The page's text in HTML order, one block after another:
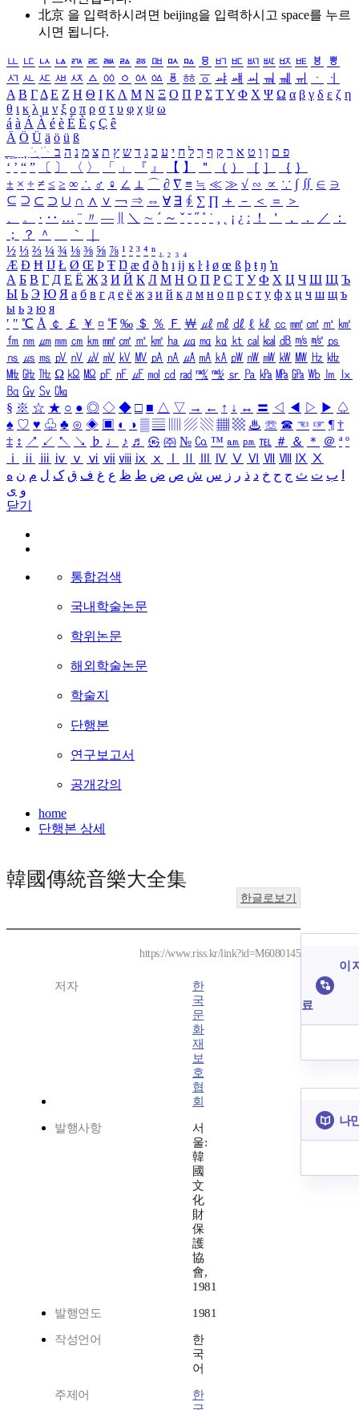
北京 을 입력하시려면 beijing을 입력하시고 space를 누르
시면 됩니다.
ㅥ ㅦ ㅧ ㅨ ㅩ ㅪ ㅫ ㅬ ㅭ ㅮ ㅯ ㅰ ㅱ ㅲ ㅳ ㅴ ㅵ ㅶ ㅷ ㅸ
ㅹ
ㅺ ㅻ ㅼ ㅽ ㅾ ㅿ ㆀ ㆁ ㆂ ㆃ ㆄ ㆅ ㆆ ㆇ ㆈ ㆉ ㆊ ㆋ ㆌ ㆍ
ㆎ
Α Β ΓΔ Ε Ζ Η Θ Ι ΚΛ Μ Ν Ξ Ο Π Ρ Σ ΤΥ Φ Χ Ψ Ω α β γ δ ε ζ η
θ ι κ λ μ ν ξ ο π ρ σ τ υ φ χ ψ ω
á à Á À é è É È ç Ç ê
Ä Ö Ü ä ö ü ß
ִֶֹ ֻּ ׁׂ פ ם ן ו ט א ר ק ף ך ל ח י ע כ ג ד ש ץ ת צ מ נ ה ב
‘ ’ “ ” 〔 〕 〈 〉 「 」 『 』 【 】 ＂ （ ） ［ ］ ｛ ｝
± × ÷ ≠ ≤ ≥ ∞ ∴ ♂ ♀ ∠ ⊥ ⌒ ∂ ∇ ≡ ≒ ≪ ≫ √ ∽ ∝ ∵ ∫ ∬ ∈ ∋
⊆ ⊇ ⊂ ⊃ ∪ ∩ ∧ ∨ ￢ ⇒ ⇔ ∀ ∃ ∮ ∑ ∏ ＋ － ＜ ＝
＞
、
。 · ‥ … ¨ 〃 ― ＼ ∼ ´ ～ ˇ ˘ ˝ ˚ ˙ ¸ ¡ ¿ ː ！ ＇ ， ． ／
：
；
？ ＾ ｀
½ ⅓ ⅔ ¼ ¾ ⅛ ⅜ ⅝ ⅞ ¹ ² ³ ⁴ ⁿ ₁ ₂ ₃ ₄
Æ Ð Ħ Ĳ Ł Ø Œ Þ Ŧ Ŋ æ đ ð ħ ı ĳ ĸ ŀ ł ø œ ß þ ŧ ŋ ŉ
А Б В Г Д Е Ё Ж З И Й К Л М Н О П Р С Т У Ф Х Ц Ч Ш Щ Ъ
Ы Ь Э Ю Я а б в г д е ё ж з и й к л м н о п р с т у ф х ц ч ш щ ъ
ы ь э ю я
′ ″ ℃ Å ￠ ￡ ￥ ¤ ℉ ‰ ＄ ％ Ｆ ￦ ㎕ ㎖ ㎗ ℓ ㎘ ㏄ ㎣ ㎤ ㎥ ㎦
㎙ ㎚ ㎛ ㎜ ㎝ ㎞ ㎟ ㎠ ㎡ ㎢ ㏊ ㎍ ㎎ ㎏ ㏏ ㎈ ㎉ ㏈ ㎧ ㎨ ㎰
㎱ ㎲ ㎳ ㎴ ㎵ ㎶ ㎷ ㎸ ㎹ ㎀ ㎁ ㎂ ㎃ ㎄ ㎺ ㎻ ㎽ ㎾ ㎿ ㎐ ㎑
㎒ ㎓ ㎔ Ω ㏀ ㏁ ㎊ ㎋ ㎌ ㏖ ㏅ ㎭ ㎮ ㎯ ㏛ ㎩ ㎪ ㎫ ㎬ ㏝ ㏐
㏓
㏃ ㏉ ㏜ ㏆
§ ※ ☆ ★ ○ ● ◎ ◇ ◆ □ ■ △ ▽ → ← ↑ ↓ ↔ 〓 ◁ ◀ ▷ ▶ ♤
♠ ♡ ♥ ♧ ♣ ⊙ ◈ ▣ ◐ ◑ ▒ ▤ ▨ ▧ ▦ ▩ ♨ ☏ ☎ ☜ ☞ ¶ †
‡ ↕ ↗ ↙ ↖ ↘ ♭ ♩ ♪ ♬ ㉿ ㈜ № ㏇ ™ ㏂ ㏘ ℡ ＃ ＆ ＊ ＠ ª º
ⅰ
ⅱ ⅲ ⅳ ⅴ ⅵ ⅶ ⅷ ⅸ ⅹ Ⅳ Ⅴ Ⅵ Ⅶ Ⅷ Ⅸ Ⅹ
ب ت ث ج ح خ د ذ ر ز س ش ص ض ط ظ ع غ ف ق ک ل م ن ه
و ی
닫기
통합검색
국내학술논문
학위논문
해외학술논문
학술지
단행본
연구보고서
공개강의
home
단행본 상세
韓國傳統音樂大全集
한글로보기
https://www.riss.kr/link?id=M6080145
저자
한
국
문
화
재
보
호
협
회
발행사항
서
울:
韓
國
文
化
財
保
護
協
會,
1981
발행연도 1981
작성언어
한
국
어
주제어
한
이
료
나